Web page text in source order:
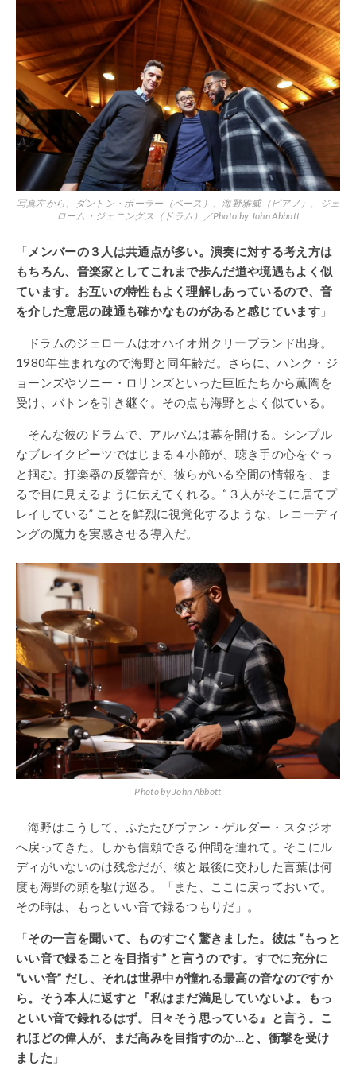
写真左から、ダントン・ボーラー（ベース）、海野雅威（ピアノ）、ジェ
ローム・ジェニングス（ドラム）／Photo by John Abbott
「 メンバーの３人は共通点が多い。演奏に対する考え方は
もちろん、音楽家としてこれまで歩んだ道や境遇もよく似
ています。お互いの特性もよく理解しあっているので、音
を介した意思の疎通も確かなものがあると感じています 」
ドラムのジェロームはオハイオ州クリーブランド出身。
1980年生まれなので海野と同年齢だ。さらに、ハンク・ジ
ョーンズやソニー・ロリンズといった巨匠たちから薫陶を
受け、バトンを引き継ぐ。その点も海野とよく似ている。
そんな彼のドラムで、アルバムは幕を開ける。シンプル
なブレイクビーツではじまる４小節が、聴き手の心をぐっ
と掴む。打楽器の反響音が、彼らがいる空間の情報を、ま
るで目に見えるように伝えてくれる。“３人がそこに居てプ
レイしている” ことを鮮烈に視覚化するような、レコーディ
ングの魔力を実感させる導入だ。
Photo by John Abbott
海野はこうして、ふたたびヴァン・ゲルダー・スタジオ
へ戻ってきた。しかも信頼できる仲間を連れて。そこにル
ディがいないのは残念だが、彼と最後に交わした言葉は何
度も海野の頭を駆け巡る。「また、ここに戻っておいで。
その時は、もっといい音で録るつもりだ」。
「その一言を聞いて、ものすごく驚きました。彼は “もっと
いい音で録ることを目指す” と言うのです。すでに充分に
“いい音” だし、それは世界中が憧れる最高の音なのですか
ら。そう本人に返すと『私はまだ満足していないよ。もっ
といい音で録れるはず。日々そう思っている』と言う。こ
れほどの偉人が、まだ高みを目指すのか…と、衝撃を受け
ました 」